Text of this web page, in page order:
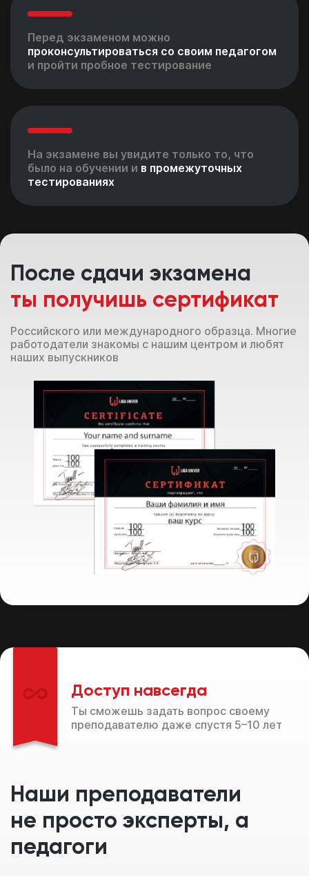
Перед экзаменом можно
проконсультироваться со своим педагогом
и пройти пробное тестирование
На экзамене вы увидите только то, что
было на обучении и в промежуточных
тестированиях
После сдачи экзамена
ты получишь сертификат
Российского или международного образца. Многие
работодатели знакомы с нашим центром и любят
наших выпускников
Доступ навсегда
Ты сможешь задать вопрос своему
преподавателю даже спустя 5–10 лет
Наши преподаватели
не просто эксперты, а
педагоги